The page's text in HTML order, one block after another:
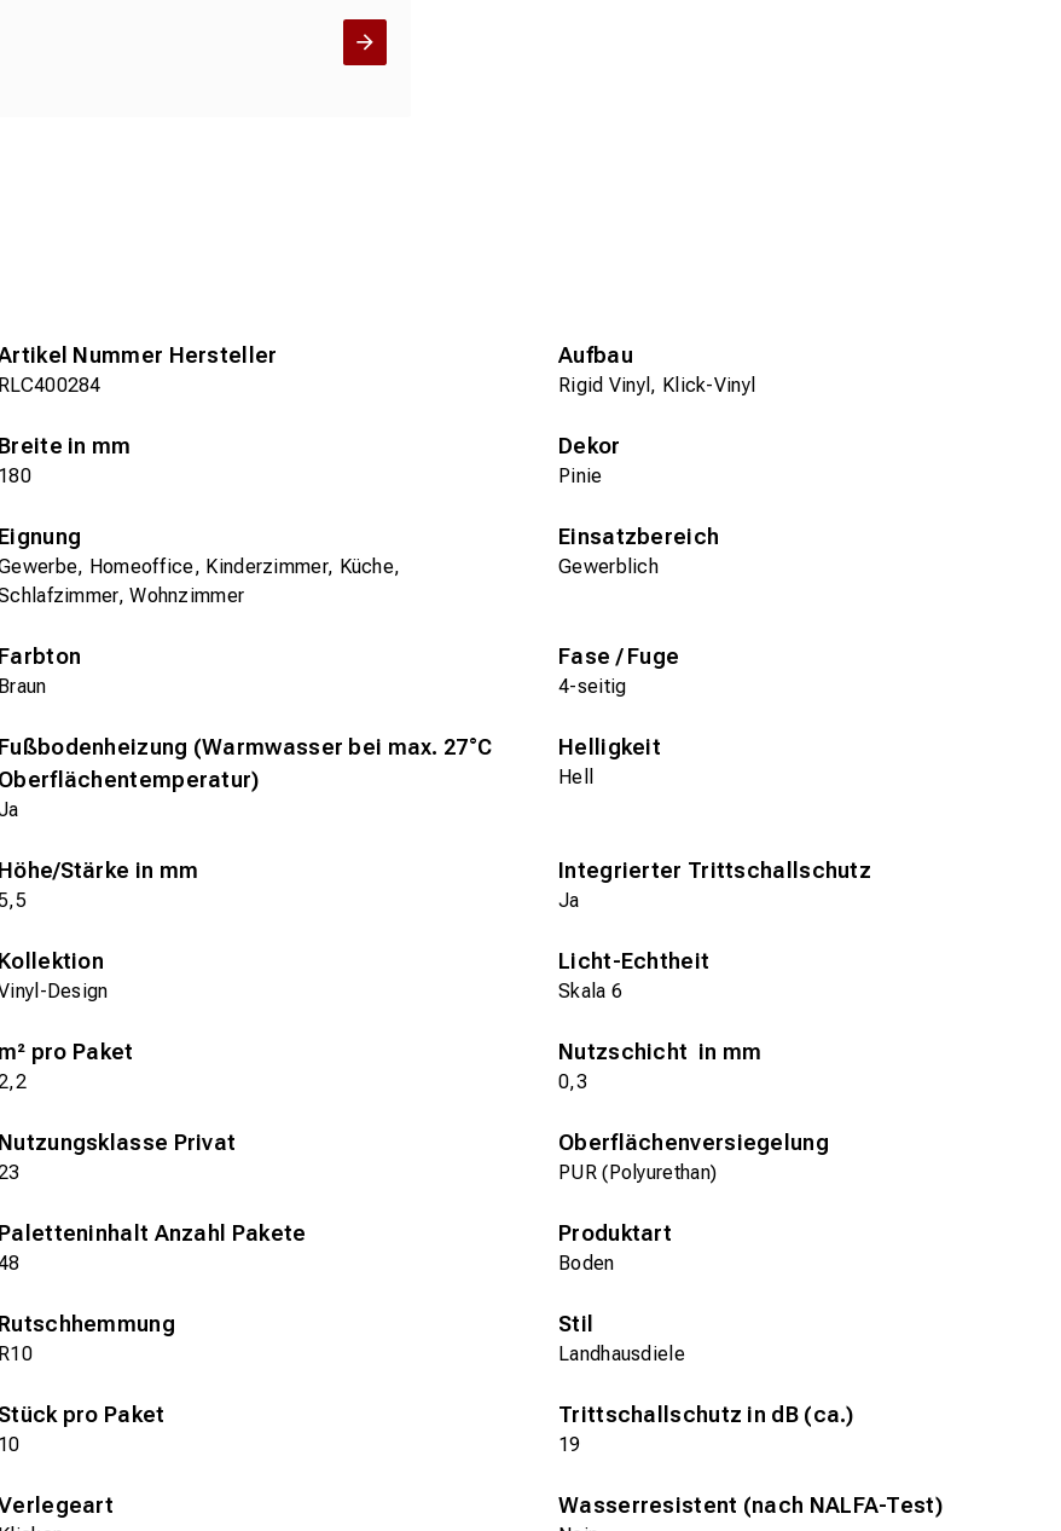
Nummer Hersteller
RLC400284
Aufbau
Rigid Vinyl, Klick-Vinyl
Breite in mm
180
Dekor
Pinie
Eignung
Homeoffice, Kinderzimmer, Küche,
Wohnzimmer
Einsatzbereich
Gewerblich
Farbton
Braun
Fase / Fuge
4-seitig
Fußbodenheizung (Warmwasser bei max. 27°C
Oberflächentemperatur)
Helligkeit
Hell
Höhe/Stärke in mm Integrierter Trittschallschutz
Ja
Kollektion
Design
Licht-Echtheit
Skala 6
m² pro Paket Nutzschicht in mm
0,3
Nutzungsklasse Privat Oberflächenversiegelung
PUR (Polyurethan)
Paletteninhalt Anzahl Pakete Produktart
Boden
Rutschhemmung
R10
Stil
Landhausdiele
Stück pro Paket
10
Trittschallschutz in dB (ca.)
19
Wasserresistent (nach NALFA-Test)